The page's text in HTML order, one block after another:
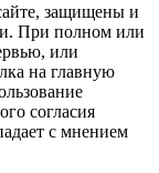
защищены и
При полном или
или
на главную
согласия
с мнением